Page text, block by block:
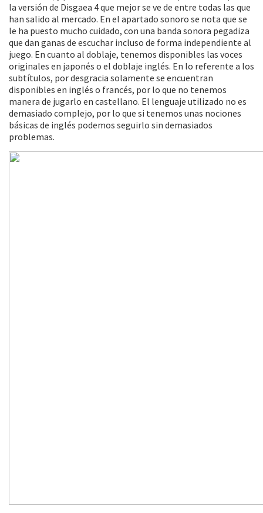
la versión de Disgaea 4 que mejor se ve de entre todas las que
han salido al mercado. En el apartado sonoro se nota que se
le ha puesto mucho cuidado, con una banda sonora pegadiza
que dan ganas de escuchar incluso de forma independiente al
juego. En cuanto al doblaje, tenemos disponibles las voces
originales en japonés o el doblaje inglés. En lo referente a los
subtítulos, por desgracia solamente se encuentran
disponibles en inglés o francés, por lo que no tenemos
manera de jugarlo en castellano. El lenguaje utilizado no es
demasiado complejo, por lo que si tenemos unas nociones
básicas de inglés podemos seguirlo sin demasiados
problemas.